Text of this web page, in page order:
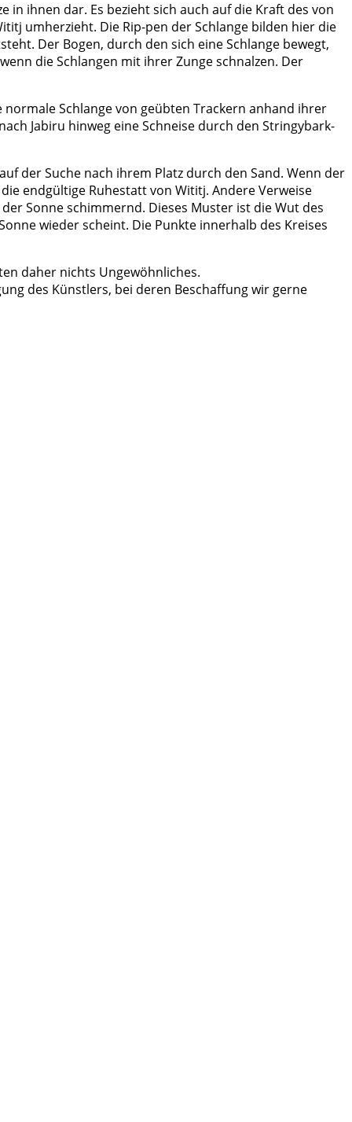
in ihnen dar. Es bezieht sich auch auf die Kraft des von
umherzieht. Die Rip-pen der Schlange bilden hier die
Der Bogen, durch den sich eine Schlange bewegt,
die Schlangen mit ihrer Zunge schnalzen. Der
Schlange von geübten Trackern anhand ihrer
Jabiru hinweg eine Schneise durch den Stringybark-
der Suche nach ihrem Platz durch den Sand. Wenn der
endgültige Ruhestatt von Wititj. Andere Verweise
Sonne schimmernd. Dieses Muster ist die Wut des
wieder scheint. Die Punkte innerhalb des Kreises
daher nichts Ungewöhnliches.
des Künstlers, bei deren Beschaffung wir gerne